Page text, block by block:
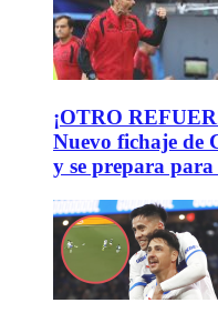
¡OTRO
Nuevo fichaje de
y se prepara